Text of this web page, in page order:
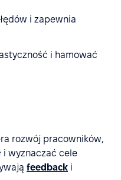
i zapewnia
i hamować
rozwój pracowników,
i wyznaczać cele
feedback i